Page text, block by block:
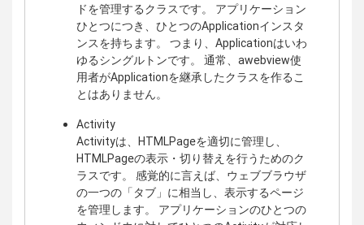
ドを管理するクラスです。 アプリケーション
ひとつにつき、ひとつのApplicationインスタ
ンスを持ちます。 つまり、Applicationはいわ
ゆるシングルトンです。 通常、awebview使
用者がApplicationを継承したクラスを作るこ
とはありません。
Activity
Activityは、HTMLPageを適切に管理し、
HTMLPageの表示・切り替えを行うためのク
ラスです。 感覚的に言えば、ウェブブラウザ
の一つの「タブ」に相当し、表示するページ
を管理します。 アプリケーションのひとつの